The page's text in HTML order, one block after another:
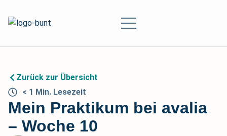
Zurück zur Übersicht
< 1 Min.Lesezeit
Mein Praktikum bei avalia
– Woche 10